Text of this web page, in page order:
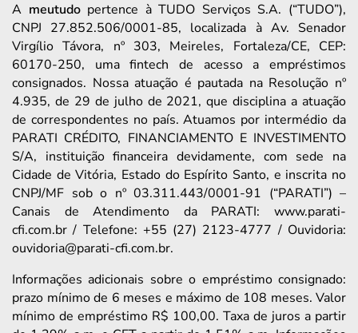
A meutudopertence à TUDO Serviços S.A. (“TUDO”),
CNPJ 27.852.506/0001-85, localizada à Av. Senador
Virgílio Távora, nº 303, Meireles, Fortaleza/CE, CEP:
60170-250, uma fintech de acesso a empréstimos
consignados. Nossa atuação é pautada na Resolução nº
4.935, de 29 de julho de 2021, que disciplina a atuação
de correspondentes no país. Atuamos por intermédio da
PARATI CRÉDITO, FINANCIAMENTO E INVESTIMENTO
S/A, instituição financeira devidamente, com sede na
Cidade de Vitória, Estado do Espírito Santo, e inscrita no
CNPJ/MF sob o nº 03.311.443/0001-91 (“PARATI”) –
Canais de Atendimento da PARATI: www.parati-
cfi.com.br / Telefone: +55 (27) 2123-4777 / Ouvidoria:
ouvidoria@parati-cfi.com.br.
Informações adicionais sobre o empréstimo consignado:
prazo mínimo de 6 meses e máximo de 108 meses. Valor
mínimo de empréstimo R$ 100,00. Taxa de juros a partir